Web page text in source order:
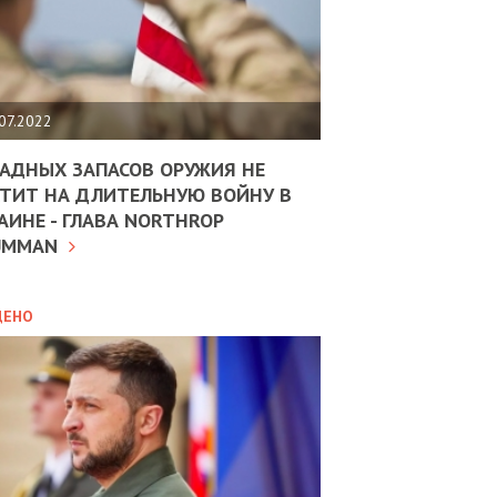
ЗАПАСОВ ОРУЖИЯ НЕ
НА ДЛИТЕЛЬНУЮ ВОЙНУ В
- ГЛАВА NORTHROP
10.02.2025